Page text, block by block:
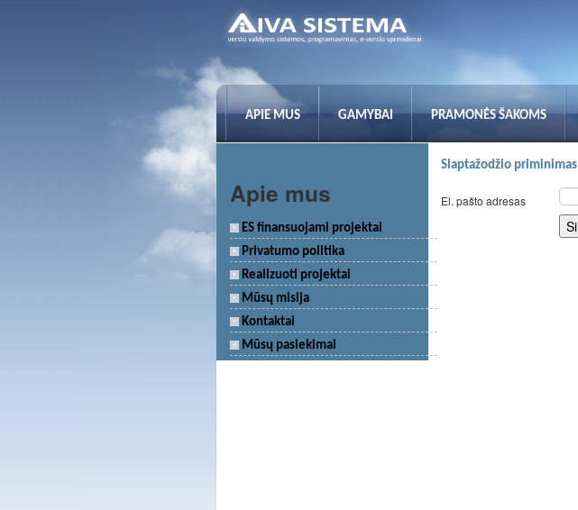
APIE MUS GAMYBAI PRAMONĖS ŠAKOMS
Apie mus
ES finansuojami projektai
Privatumo politika
Realizuoti projektai
Mūsų misija
Kontaktai
Mūsų pasiekimai
Slaptažodžio priminimas
El. pašto adresas